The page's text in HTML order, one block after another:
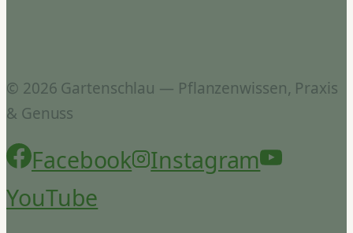
© 2026 Gartenschlau — Pflanzenwissen, Praxis
& Genuss
Facebook
Instagram
YouTube